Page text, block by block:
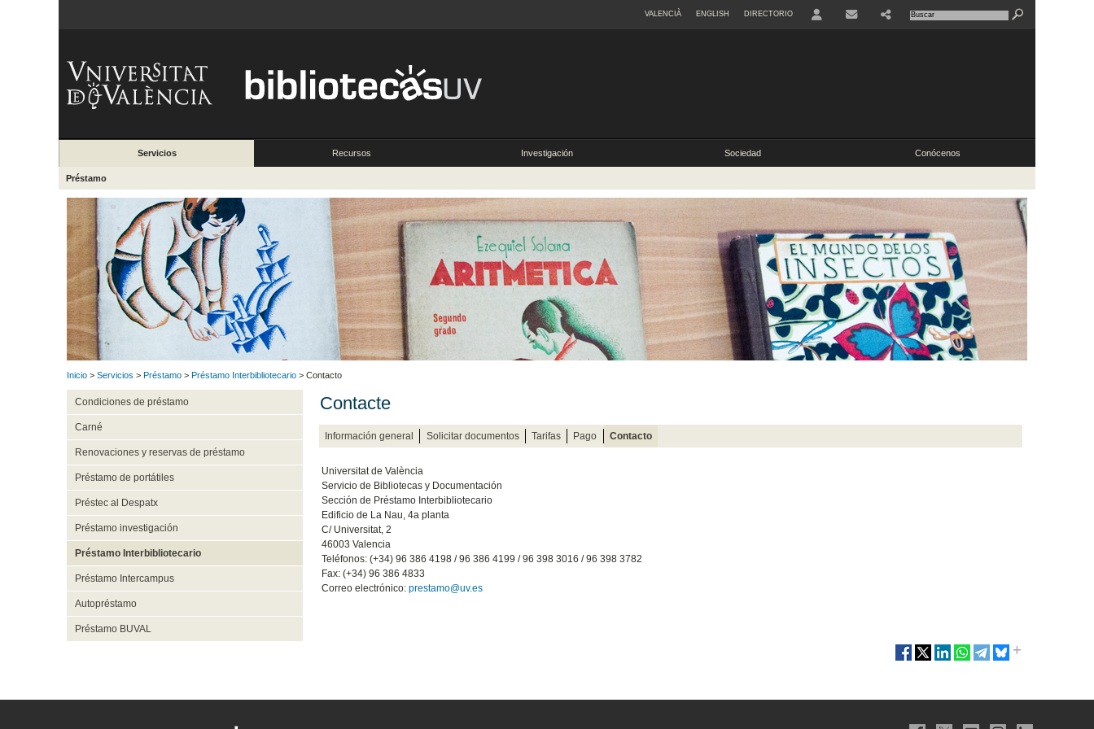
VALENCIÀ ENGLISH DIRECTORIO
Servicios Recursos Investigación Sociedad Conócenos
Préstamo
Inicio > Servicios > Préstamo > Préstamo Interbibliotecario > Contacto
Condiciones de préstamo
Carné
Renovaciones y reservas de préstamo
Préstamo de portátiles
Préstec al Despatx
Préstamo investigación
Préstamo Interbibliotecario
Préstamo Intercampus
Autopréstamo
Préstamo BUVAL
Contacte
Información general Solicitar documentos Tarifas Pago Contacto
Universitat de València
Servicio de Bibliotecas y Documentación
Sección de Préstamo Interbibliotecario
Edificio de La Nau, 4a planta
C/ Universitat, 2
46003 Valencia
Teléfonos: (+34) 96 386 4198 / 96 386 4199 / 96 398 3016 / 96 398 3782
Fax: (+34) 96 386 4833
Correo electrónico: prestamo@uv.es